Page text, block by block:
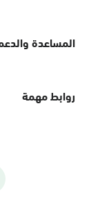
المساعدة
روابط مهمة